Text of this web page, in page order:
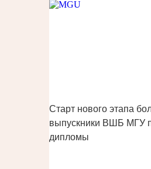
Старт нового этапа
выпускники ВШБ МГУ
дипломы